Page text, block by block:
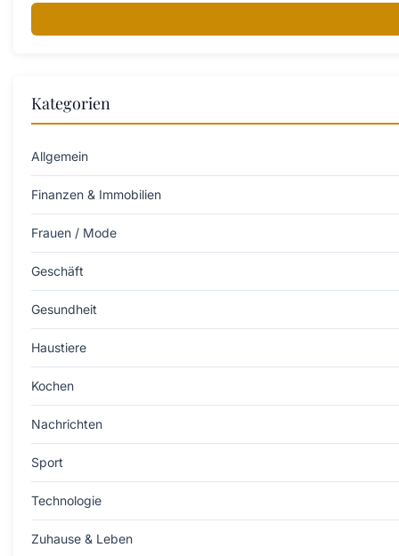
Kategorien
Allgemein
Finanzen & Immobilien
Frauen / Mode
Geschäft
Gesundheit
Haustiere
Kochen
Nachrichten
Sport
Technologie
Zuhause & Leben